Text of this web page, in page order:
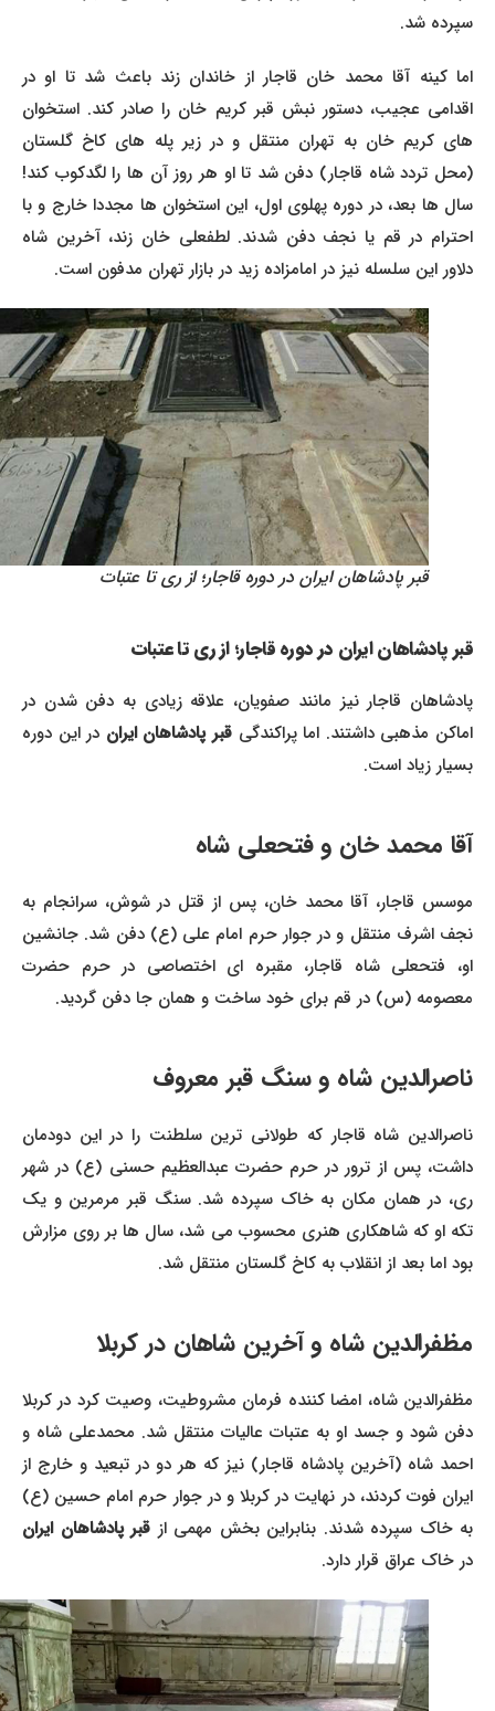
سپرده شد.
اما کینه آقا محمد خان قاجار از خاندان زند باعث شد تا او در
اقدامی عجیب، دستور نبش قبر کریم خان را صادر کند. استخوان
های کریم خان به تهران منتقل و در زیر پله های کاخ گلستان
(محل تردد شاه قاجار) دفن شد تا او هر روز آن ها را لگدکوب کند!
سال ها بعد، در دوره پهلوی اول، این استخوان ها مجددا خارج و با
احترام در قم یا نجف دفن شدند. لطفعلی خان زند، آخرین شاه
دلاور این سلسله نیز در امامزاده زید در بازار تهران مدفون است.
قبر پادشاهان ایران در دوره قاجار؛ از ری تا عتبات
قبر پادشاهان ایران در دوره قاجار؛ از ری تا عتبات
پادشاهان قاجار نیز مانند صفویان، علاقه زیادی به دفن شدن در
اماکن مذهبی داشتند. اما پراکندگیقبر پادشاهان ایراندر این دوره
بسیار زیاد است.
آقا محمد خان و فتحعلی شاه
موسس قاجار، آقا محمد خان، پس از قتل در شوش، سرانجام به
نجف اشرف منتقل و در جوار حرم امام علی (ع) دفن شد. جانشین
او، فتحعلی شاه قاجار، مقبره ای اختصاصی در حرم حضرت
معصومه (س) در قم برای خود ساخت و همان جا دفن گردید.
ناصرالدین شاه و سنگ قبر معروف
ناصرالدین شاه قاجار که طولانی ترین سلطنت را در این دودمان
داشت، پس از ترور در حرم حضرت عبدالعظیم حسنی (ع) در شهر
ری، در همان مکان به خاک سپرده شد. سنگ قبر مرمرین و یک
تکه او که شاهکاری هنری محسوب می شد، سال ها بر روی مزارش
بود اما بعد از انقلاب به کاخ گلستان منتقل شد.
مظفرالدین شاه و آخرین شاهان در کربلا
مظفرالدین شاه، امضا کننده فرمان مشروطیت، وصیت کرد در کربلا
دفن شود و جسد او به عتبات عالیات منتقل شد. محمدعلی شاه و
احمد شاه (آخرین پادشاه قاجار) نیز که هر دو در تبعید و خارج از
ایران فوت کردند، در نهایت در کربلا و در جوار حرم امام حسین (ع)
به خاک سپرده شدند. بنابراین بخش مهمی از قبر پادشاهان ایران
در خاک عراق قرار دارد.